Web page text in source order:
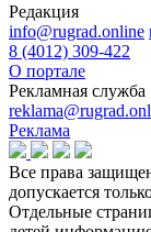
Редакция
info@rugrad.online
8 (4012) 309-422
О портале
Рекламная служба
Реклама
Все права
допускается
Отдельные